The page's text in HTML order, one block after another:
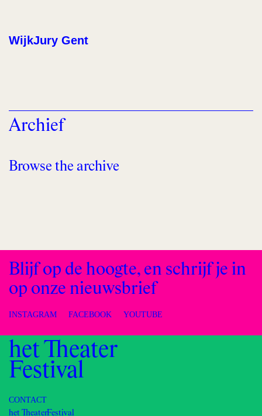
WijkJury Gent
Archief
Browse the archive
Blijf op de hoogte, en schrijf je in
op onze nieuwsbrief
INSTAGRAM FACEBOOK YOUTUBE
het Theater
Festival
CONTACT
het TheaterFestival